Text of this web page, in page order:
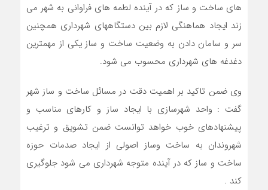
های ساخت و ساز که در آینده لطمه های فراوانی به شهر می
زند ایجاد هماهنگی لازم بین دستگاههای شهرداری همچنین
سر و سامان دادن به وضعیت ساخت و ساز یکی از مهمترین
دغدغه های شهرداری محسوب می شود.
وی ضمن تاکید بر اهمیت دقت در مسائل ساخت و ساز شهر
گفت : واحد شهرسازی با ایجاد ساز و کارهای مناسب و
پیشنهادهای خوب خواهد توانست ضمن تشویق و ترغیب
شهروندان به ساخت وساز اصولی از ایجاد صدمات حوزه
ساخت و ساز که در آینده متوجه شهرداری می شود جلوگیری
کند .